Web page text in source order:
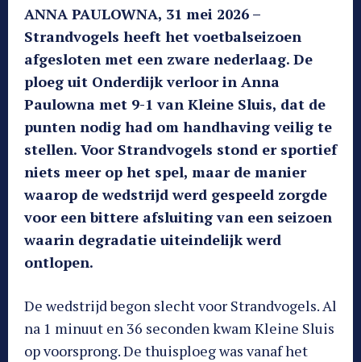
ANNA PAULOWNA, 31 mei 2026 –
Strandvogels heeft het voetbalseizoen
afgesloten met een zware nederlaag. De
ploeg uit Onderdijk verloor in Anna
Paulowna met 9-1 van Kleine Sluis, dat de
punten nodig had om handhaving veilig te
stellen. Voor Strandvogels stond er sportief
niets meer op het spel, maar de manier
waarop de wedstrijd werd gespeeld zorgde
voor een bittere afsluiting van een seizoen
waarin degradatie uiteindelijk werd
ontlopen.
De wedstrijd begon slecht voor Strandvogels. Al
na 1 minuut en 36 seconden kwam Kleine Sluis
op voorsprong. De thuisploeg was vanaf het